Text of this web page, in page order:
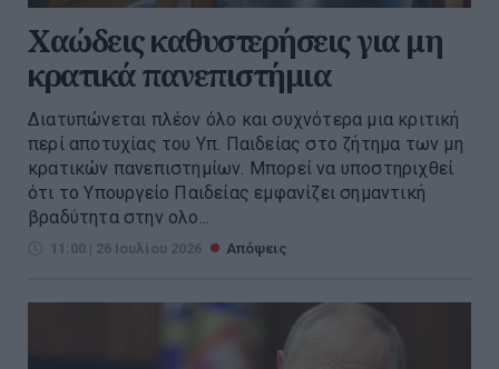
Χαώδεις καθυστερήσεις για μη
κρατικά πανεπιστήμια
Διατυπώνεται πλέον όλο και συχνότερα μια κριτική
περί αποτυχίας του Υπ. Παιδείας στο ζήτημα των μη
κρατικών πανεπιστημίων. Mπορεί να υποστηριχθεί
ότι το Υπουργείο Παιδείας εμφανίζει σημαντική
βραδύτητα στην ολο...
11:00 | 26 Ιουλίου 2026 Απόψεις